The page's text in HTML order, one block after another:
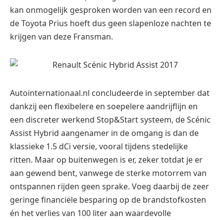
kan onmogelijk gesproken worden van een record en
de Toyota Prius hoeft dus geen slapenloze nachten te
krijgen van deze Fransman.
Autointernationaal.nl concludeerde in september dat
dankzij een flexibelere en soepelere aandrijflijn en
een discreter werkend Stop&Start systeem, de Scénic
Assist Hybrid aangenamer in de omgang is dan de
klassieke 1.5 dCi versie, vooral tijdens stedelijke
ritten. Maar op buitenwegen is er, zeker totdat je er
aan gewend bent, vanwege de sterke motorrem van
ontspannen rijden geen sprake. Voeg daarbij de zeer
geringe financiële besparing op de brandstofkosten
én het verlies van 100 liter aan waardevolle